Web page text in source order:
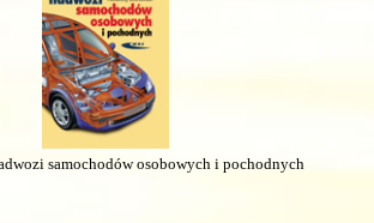
samochodów osobowych i pochodnych